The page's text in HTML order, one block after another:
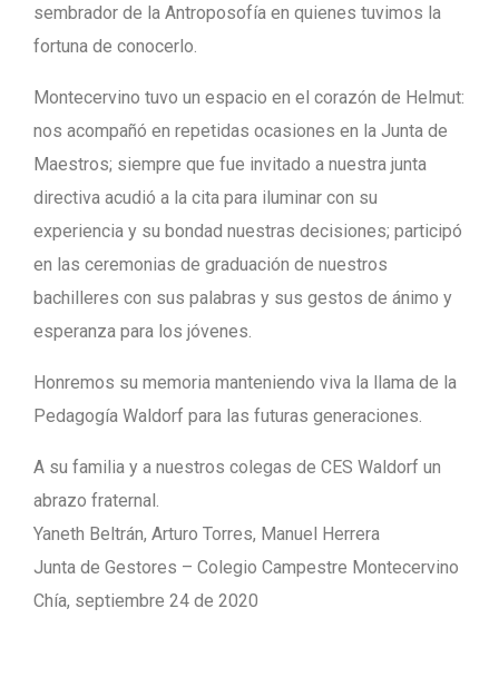
sembrador de la Antroposofía en quienes tuvimos la
fortuna de conocerlo.
Montecervino tuvo un espacio en el corazón de Helmut:
nos acompañó en repetidas ocasiones en la Junta de
Maestros; siempre que fue invitado a nuestra junta
directiva acudió a la cita para iluminar con su
experiencia y su bondad nuestras decisiones; participó
en las ceremonias de graduación de nuestros
bachilleres con sus palabras y sus gestos de ánimo y
esperanza para los jóvenes.
Honremos su memoria manteniendo viva la llama de la
Pedagogía Waldorf para las futuras generaciones.
A su familia y a nuestros colegas de CES Waldorf un
abrazo fraternal.
Yaneth Beltrán, Arturo Torres, Manuel Herrera
Junta de Gestores – Colegio Campestre Montecervino
Chía, septiembre 24 de 2020